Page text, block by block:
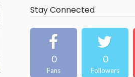
Stay Connected
0
Fans
0
Followers